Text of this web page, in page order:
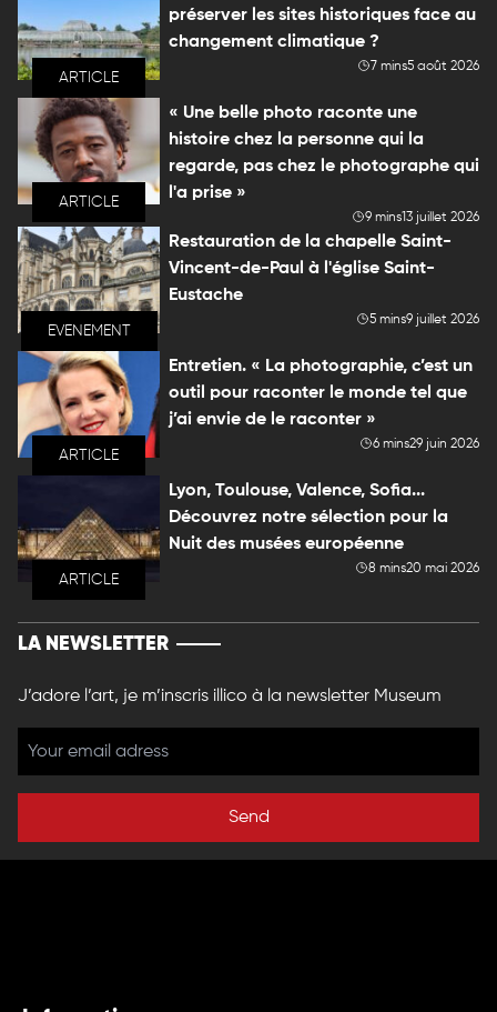
ARTICLE
préserver les sites historiques face au
changement climatique ?
7 mins5 août 2026
ARTICLE
« Une belle photo raconte une
histoire chez la personne qui la
regarde, pas chez le photographe qui
l'a prise »
9 mins13 juillet 2026
EVENEMENT
Restauration de la chapelle Saint-
Vincent-de-Paul à l'église Saint-
Eustache
5 mins9 juillet 2026
ARTICLE
Entretien. « La photographie, c’est un
outil pour raconter le monde tel que
j’ai envie de le raconter »
6 mins29 juin 2026
ARTICLE
Lyon, Toulouse, Valence, Sofia...
Découvrez notre sélection pour la
Nuit des musées européenne
8 mins20 mai 2026
LA NEWSLETTER
J’adore l’art, je m’inscris illico à la newsletter Museum
Send